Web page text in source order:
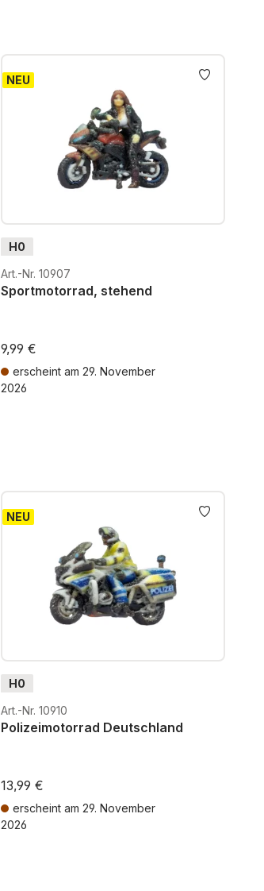
NEU
H0
Art.-Nr. 10907
Sportmotorrad, stehend
9,99 €
erscheint am 29. November
2026
NEU
H0
Art.-Nr. 10910
Polizeimotorrad Deutschland
13,99 €
erscheint am 29. November
2026